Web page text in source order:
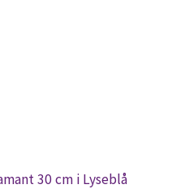
30 cm i Lyseblå